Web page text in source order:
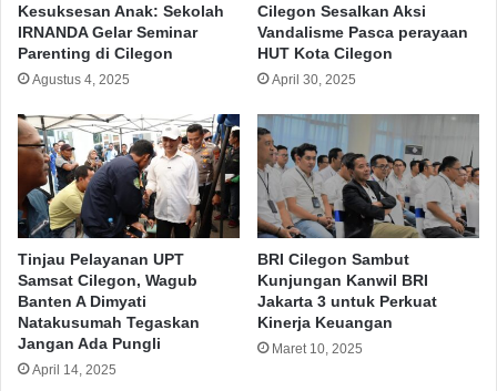
Kesuksesan Anak: Sekolah
IRNANDA Gelar Seminar
Parenting di Cilegon
Agustus 4, 2025
Cilegon Sesalkan Aksi
Vandalisme Pasca perayaan
HUT Kota Cilegon
April 30, 2025
Tinjau Pelayanan UPT
Samsat Cilegon, Wagub
Banten A Dimyati
Natakusumah Tegaskan
Jangan Ada Pungli
April 14, 2025
BRI Cilegon Sambut
Kunjungan Kanwil BRI
Jakarta 3 untuk Perkuat
Kinerja Keuangan
Maret 10, 2025